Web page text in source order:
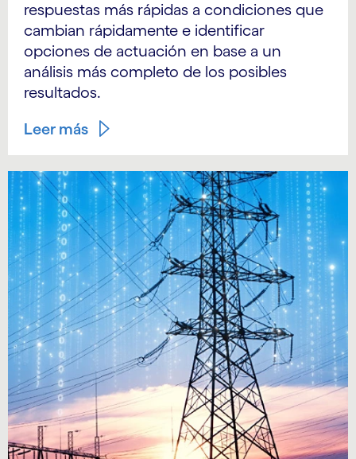
respuestas más rápidas a condiciones que
cambian rápidamente e identificar
opciones de actuación en base a un
análisis más completo de los posibles
resultados.
Leer más